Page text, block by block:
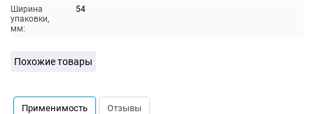
Ширина
упаковки,
мм:
54
Похожие товары
Применимость Отзывы